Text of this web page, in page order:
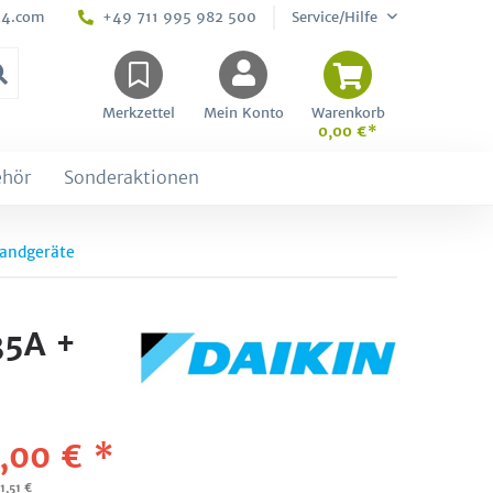
+49 711 995 982 500 Service/Hilfe
Merkzettel Mein Konto
Warenkorb
0,00 €*
Sonderaktionen
+
€ *
€